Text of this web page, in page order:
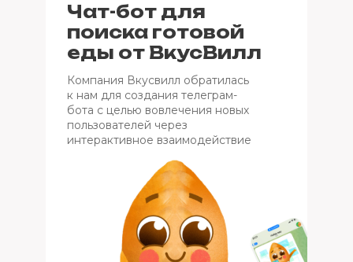
Компания Вкусвилл обратилась
к нам для создания телеграм-
бота с целью вовлечения новых
пользователей через
интерактивное взаимодействие
Чат-бот для
поиска готовой
еды от ВкусВилл